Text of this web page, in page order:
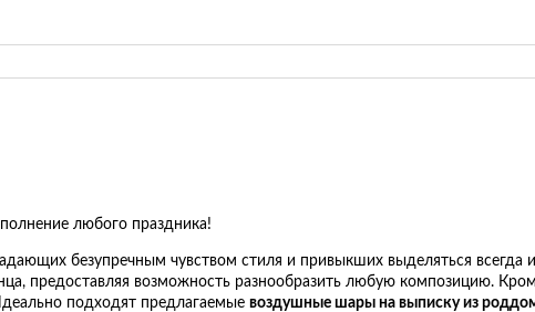
любого праздника!
безупречным чувством стиля и привыкших выделяться всегда и
предоставляя возможность разнообразить любую композицию.
подходят предлагаемые воздушные шары на выписку из